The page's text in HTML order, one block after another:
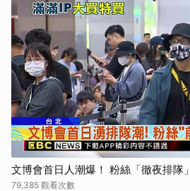
文博會首日人潮爆！ 粉絲「徹夜排隊
79,385 觀看次數